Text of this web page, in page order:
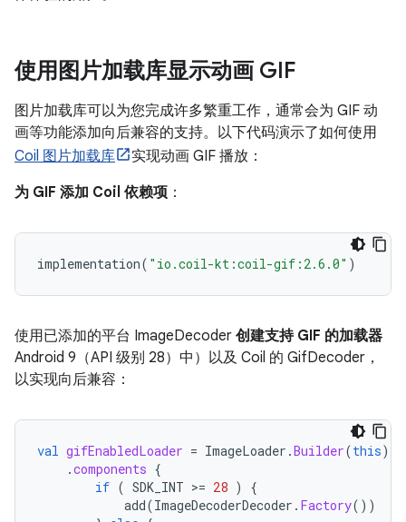
使用图片加载库显示动画 GIF
图片加载库可以为您完成许多繁重工作，通常会为 GIF 动
画等功能添加向后兼容的支持。以下代码演示了如何使用
Coil 图片加载库
实现动画 GIF 播放：
为 GIF 添加 Coil 依赖项 ：
implementation( "io.coil-kt:coil-gif:2.6.0" )
使用已添加的平台 ImageDecoder 创建支持 GIF 的加载器
Android 9（API 级别 28）中）以及 Coil 的 GifDecoder，
以实现向后兼容：
val gifEnabledLoader = ImageLoader .Builder(this)
.components {
if ( SDK_INT >= 28 )
{
add(ImageDecoderDecoder . Factory())